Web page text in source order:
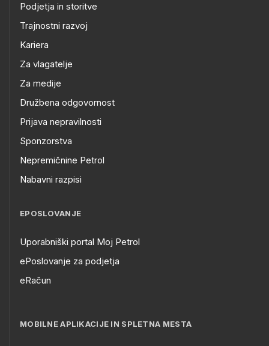
Podjetja in storitve
Trajnostni razvoj
Kariera
Za vlagatelje
Za medije
Družbena odgovornost
Prijava nepravilnosti
Sponzorstva
Nepremičnine Petrol
Nabavni razpisi
EPOSLOVANJE
Uporabniški portal Moj Petrol
ePoslovanje za podjetja
eRačun
MOBILNE APLIKACIJE IN SPLETNA MESTA